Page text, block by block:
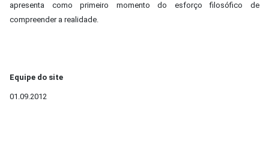
apresenta como primeiro momento do esforço filosófico de
compreender a realidade.
Equipe do site
01.09.2012